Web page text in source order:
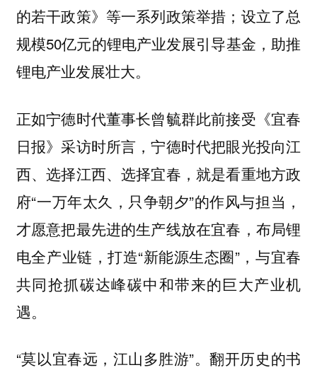
的若干政策》等一系列政策举措；设立了总
规模50亿元的锂电产业发展引导基金，助推
锂电产业发展壮大。
正如宁德时代董事长曾毓群此前接受《宜春
日报》采访时所言，宁德时代把眼光投向江
西、选择江西、选择宜春，就是看重地方政
府“一万年太久，只争朝夕”的作风与担当，
才愿意把最先进的生产线放在宜春，布局锂
电全产业链，打造“新能源生态圈”，与宜春
共同抢抓碳达峰碳中和带来的巨大产业机
遇。
“莫以宜春远，江山多胜游”。翻开历史的书